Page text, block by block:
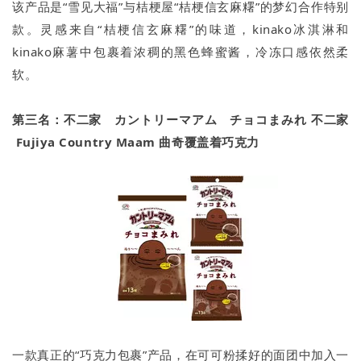
该产品是“雪见大福”与桔梗屋“桔梗信玄麻糬”的梦幻合作特别
款。灵感来自“桔梗信玄麻糬”的味道，kinako冰淇淋和
kinako麻薯中包裹着浓稠的黑色蜂蜜酱，冷冻口感依然柔
软。
第三名：不二家 カントリーマアム チョコまみれ 不二家
Fujiya Country Maam 曲奇覆盖着巧克力
一款真正的“巧克力包裹”产品，在可可粉揉好的面团中加入一